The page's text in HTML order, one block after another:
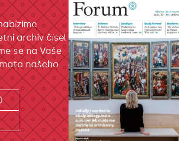
archiv čísel
se na Vaše
našeho